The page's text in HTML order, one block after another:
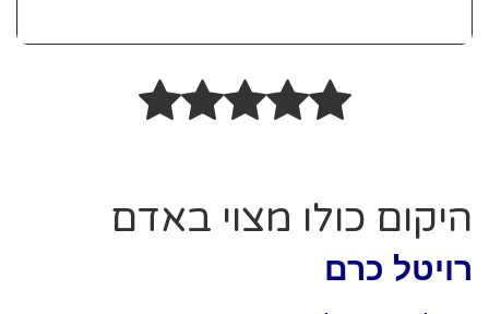
היקום כולו מצוי באדם
רויטל כרם